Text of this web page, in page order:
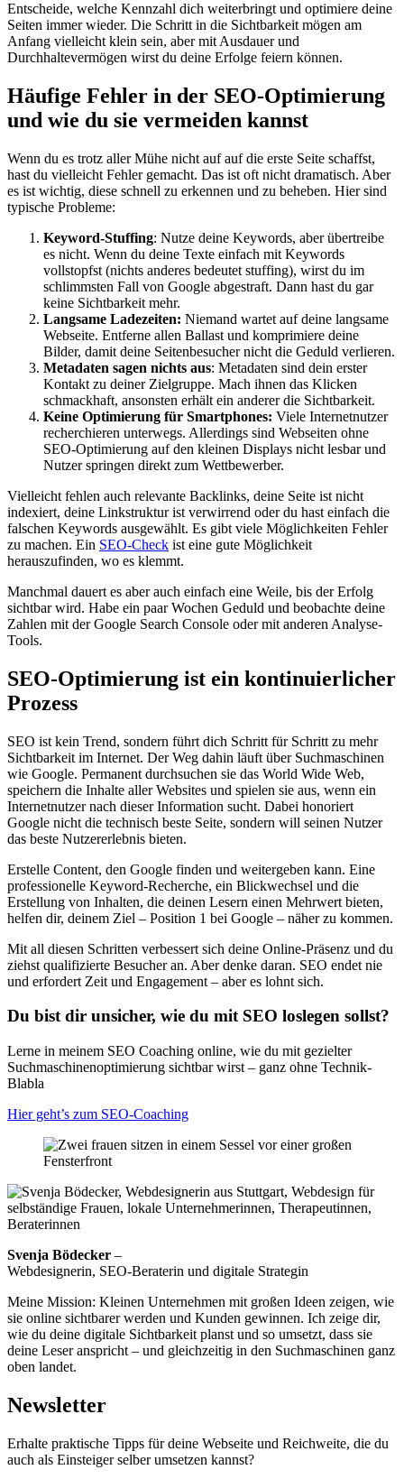
Entscheide, welche Kennzahl dich weiterbringt und optimiere deine
Seiten immer wieder. Die Schritt in die Sichtbarkeit mögen am
Anfang vielleicht klein sein, aber mit Ausdauer und
Durchhaltevermögen wirst du deine Erfolge feiern können.
Häufige Fehler in der SEO-Optimierung
und wie du sie vermeiden kannst
Wenn du es trotz aller Mühe nicht auf auf die erste Seite schaffst,
hast du vielleicht Fehler gemacht. Das ist oft nicht dramatisch. Aber
es ist wichtig, diese schnell zu erkennen und zu beheben. Hier sind
typische Probleme:
Keyword-Stuffing: Nutze deine Keywords, aber übertreibe
es nicht. Wenn du deine Texte einfach mit Keywords
vollstopfst (nichts anderes bedeutet stuffing), wirst du im
schlimmsten Fall von Google abgestraft. Dann hast du gar
keine Sichtbarkeit mehr.
Langsame Ladezeiten: Niemand wartet auf deine langsame
Webseite. Entferne allen Ballast und komprimiere deine
Bilder, damit deine Seitenbesucher nicht die Geduld verlieren.
Metadaten sagen nichts aus: Metadaten sind dein erster
Kontakt zu deiner Zielgruppe. Mach ihnen das Klicken
schmackhaft, ansonsten erhält ein anderer die Sichtbarkeit.
Keine Optimierung für Smartphones: Viele Internetnutzer
recherchieren unterwegs. Allerdings sind Webseiten ohne
SEO-Optimierung auf den kleinen Displays nicht lesbar und
Nutzer springen direkt zum Wettbewerber.
Vielleicht fehlen auch relevante Backlinks, deine Seite ist nicht
indexiert, deine Linkstruktur ist verwirrend oder du hast einfach die
falschen Keywords ausgewählt. Es gibt viele Möglichkeiten Fehler
zu machen. Ein SEO-Check ist eine gute Möglichkeit
herauszufinden, wo es klemmt.
Manchmal dauert es aber auch einfach eine Weile, bis der Erfolg
sichtbar wird. Habe ein paar Wochen Geduld und beobachte deine
Zahlen mit der Google Search Console oder mit anderen Analyse-
Tools.
SEO-Optimierung ist ein kontinuierlicher
Prozess
SEO ist kein Trend, sondern führt dich Schritt für Schritt zu mehr
Sichtbarkeit im Internet. Der Weg dahin läuft über Suchmaschinen
wie Google. Permanent durchsuchen sie das World Wide Web,
speichern die Inhalte aller Websites und spielen sie aus, wenn ein
Internetnutzer nach dieser Information sucht. Dabei honoriert
Google nicht die technisch beste Seite, sondern will seinen Nutzer
das beste Nutzererlebnis bieten.
Erstelle Content, den Google finden und weitergeben kann. Eine
professionelle Keyword-Recherche, ein Blickwechsel und die
Erstellung von Inhalten, die deinen Lesern einen Mehrwert bieten,
helfen dir, deinem Ziel – Position 1 bei Google – näher zu kommen.
Mit all diesen Schritten verbessert sich deine Online-Präsenz und du
ziehst qualifizierte Besucher an. Aber denke daran. SEO endet nie
und erfordert Zeit und Engagement – aber es lohnt sich.
Du bist dir unsicher, wie du mit SEO loslegen sollst?
Lerne in meinem SEO Coaching online, wie du mit gezielter
Suchmaschinenoptimierung sichtbar wirst – ganz ohne Technik-
Blabla
Hier geht’s zum SEO-Coaching
Svenja Bödecker –
Webdesignerin, SEO-Beraterin und digitale Strategin
Meine Mission: Kleinen Unternehmen mit großen Ideen zeigen, wie
sie online sichtbarer werden und Kunden gewinnen. Ich zeige dir,
wie du deine digitale Sichtbarkeit planst und so umsetzt, dass sie
deine Leser anspricht – und gleichzeitig in den Suchmaschinen ganz
oben landet.
Newsletter
Erhalte praktische Tipps für deine Webseite und Reichweite, die du
auch als Einsteiger selber umsetzen kannst?